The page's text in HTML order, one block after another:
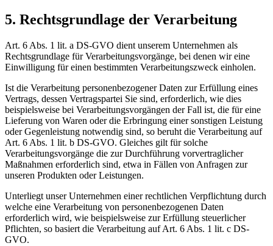
5. Rechtsgrundlage der Verarbeitung
Art. 6 Abs. 1 lit. a DS-GVO dient unserem Unternehmen als
Rechtsgrundlage für Verarbeitungsvorgänge, bei denen wir eine
Einwilligung für einen bestimmten Verarbeitungszweck einholen.
Ist die Verarbeitung personenbezogener Daten zur Erfüllung eines
Vertrags, dessen Vertragspartei Sie sind, erforderlich, wie dies
beispielsweise bei Verarbeitungsvorgängen der Fall ist, die für eine
Lieferung von Waren oder die Erbringung einer sonstigen Leistung
oder Gegenleistung notwendig sind, so beruht die Verarbeitung auf
Art. 6 Abs. 1 lit. b DS-GVO. Gleiches gilt für solche
Verarbeitungsvorgänge die zur Durchführung vorvertraglicher
Maßnahmen erforderlich sind, etwa in Fällen von Anfragen zur
unseren Produkten oder Leistungen.
Unterliegt unser Unternehmen einer rechtlichen Verpflichtung durch
welche eine Verarbeitung von personenbezogenen Daten
erforderlich wird, wie beispielsweise zur Erfüllung steuerlicher
Pflichten, so basiert die Verarbeitung auf Art. 6 Abs. 1 lit. c DS-
GVO.